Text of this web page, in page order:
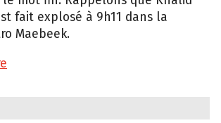
fait explosé à 9h11 dans la
Maebeek.